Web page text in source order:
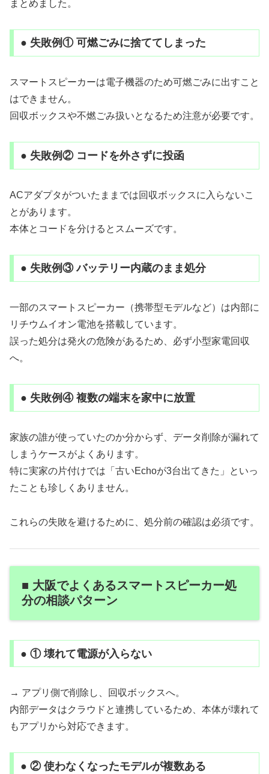
まとめました。
● 失敗例① 可燃ごみに捨ててしまった
スマートスピーカーは電子機器のため可燃ごみに出すこと
はできません。
回収ボックスや不燃ごみ扱いとなるため注意が必要です。
● 失敗例② コードを外さずに投函
ACアダプタがついたままでは回収ボックスに入らないこ
とがあります。
本体とコードを分けるとスムーズです。
● 失敗例③ バッテリー内蔵のまま処分
一部のスマートスピーカー（携帯型モデルなど）は内部に
リチウムイオン電池を搭載しています。
誤った処分は発火の危険があるため、必ず小型家電回収
へ。
● 失敗例④ 複数の端末を家中に放置
家族の誰が使っていたのか分からず、データ削除が漏れて
しまうケースがよくあります。
特に実家の片付けでは「古いEchoが3台出てきた」といっ
たことも珍しくありません。
これらの失敗を避けるために、処分前の確認は必須です。
■ 大阪でよくあるスマートスピーカー処
分の相談パターン
● ① 壊れて電源が入らない
→ アプリ側で削除し、回収ボックスへ。
内部データはクラウドと連携しているため、本体が壊れて
もアプリから対応できます。
● ② 使わなくなったモデルが複数ある